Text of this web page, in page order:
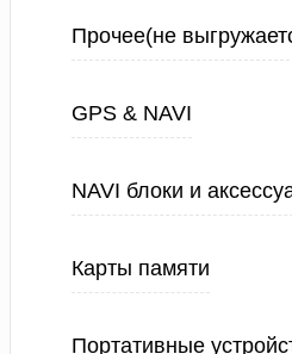
Прочее(не
GPS & NAVI
NAVI блоки и
Карты памяти
Портативные